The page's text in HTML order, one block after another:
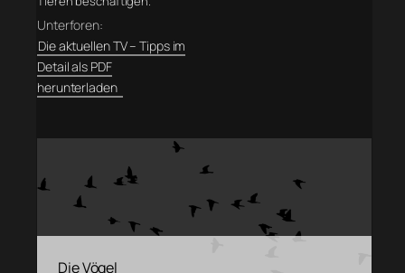
Unterforen:
Die aktuellen TV – Tipps im
Detail als PDF
herunterladen
Die Vögel